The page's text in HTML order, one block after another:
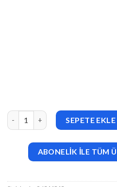
Luxrio (v1.0.0) eCommerce
SEPETE EKLE
ABONELİK İLE TÜM